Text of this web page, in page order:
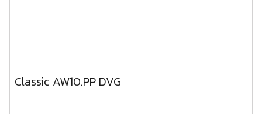
Classic AW10.PP DVG